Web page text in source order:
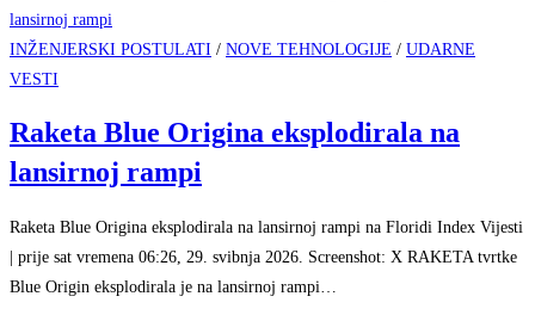
INŽENJERSKI POSTULATI / NOVE TEHNOLOGIJE / UDARNE
VESTI
Raketa Blue Origina eksplodirala na
lansirnoj rampi
Raketa Blue Origina eksplodirala na lansirnoj rampi na Floridi Index Vijesti
| prije sat vremena 06:26, 29. svibnja 2026. Screenshot: X RAKETA tvrtke
Blue Origin eksplodirala je na lansirnoj rampi…